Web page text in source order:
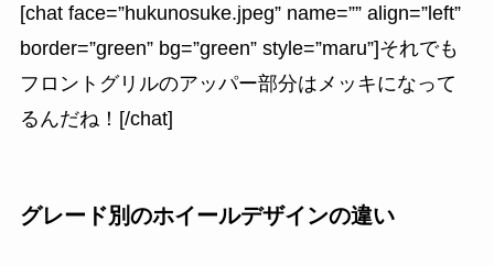
[chat face=”hukunosuke.jpeg” name=”” align=”left”
border=”green” bg=”green” style=”maru”]それでも
フロントグリルのアッパー部分はメッキになって
るんだね！[/chat]
グレード別のホイールデザインの違い